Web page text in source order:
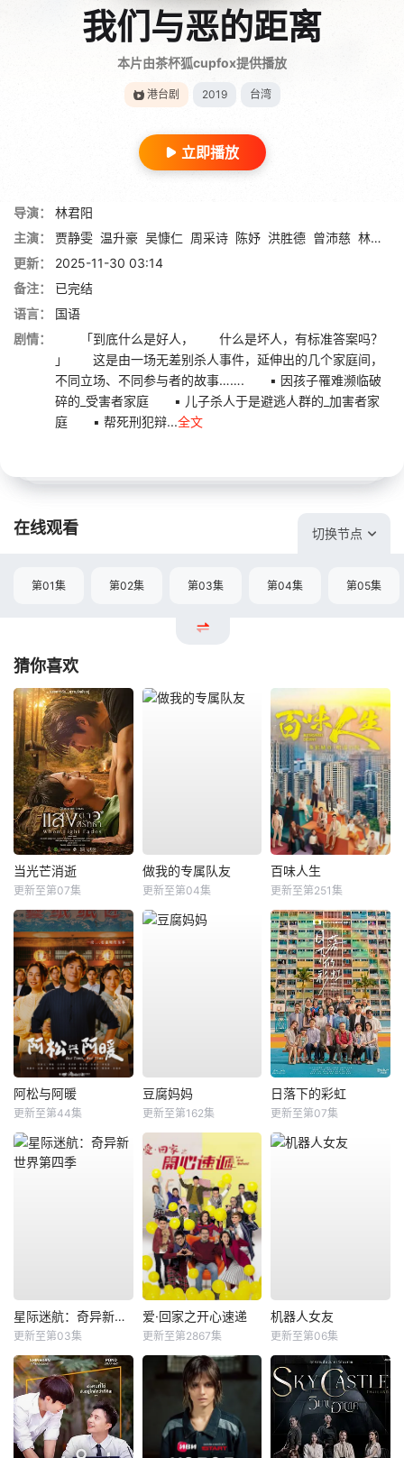
我们与恶的距离
本片由茶杯狐cupfox提供播放
港台剧 2019 台湾
立即播放
导演：
林君阳
主演：
贾静雯 温升豪 吴慷仁 周采诗 陈妤 洪胜德 曾沛慈 林哲熹
更新：
2025-11-30 03:14
备注：
已完结
语言：
国语
剧情：
「到底什么是好人， 什么是坏人，有标准答案吗？
」 这是由一场无差别杀人事件，延伸出的几个家庭间，
不同立场、不同参与者的故事……. ▪ 因孩子罹难濒临破
碎的_受害者家庭 ▪ 儿子杀人于是避逃人群的_加害者家
庭 ▪ 帮死刑犯辩...全文
在线观看 切换节点
第01集 第02集 第03集 第04集 第05集
猜你喜欢
当光芒消逝
更新至第07集
做我的专属队友
更新至第04集
百味人生
更新至第251集
阿松与阿暖
更新至第44集
豆腐妈妈
更新至第162集
日落下的彩虹
更新至第07集
星际迷航：奇异新世界第四季
更新至第03集
爱·回家之开心速递
更新至第2867集
机器人女友
更新至第06集